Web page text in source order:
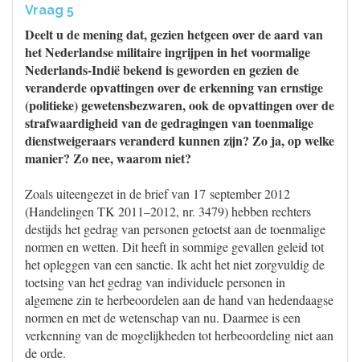
Vraag 5
Deelt u de mening dat, gezien hetgeen over de aard van
het Nederlandse militaire ingrijpen in het voormalige
Nederlands-Indië bekend is geworden en gezien de
veranderde opvattingen over de erkenning van ernstige
(politieke) gewetensbezwaren, ook de opvattingen over de
strafwaardigheid van de gedragingen van toenmalige
dienstweigeraars veranderd kunnen zijn? Zo ja, op welke
manier? Zo nee, waarom niet?
Zoals uiteengezet in de brief van 17 september 2012
(Handelingen TK 2011–2012, nr. 3479) hebben rechters
destijds het gedrag van personen getoetst aan de toenmalige
normen en wetten. Dit heeft in sommige gevallen geleid tot
het opleggen van een sanctie. Ik acht het niet zorgvuldig de
toetsing van het gedrag van individuele personen in
algemene zin te herbeoordelen aan de hand van hedendaagse
normen en met de wetenschap van nu. Daarmee is een
verkenning van de mogelijkheden tot herbeoordeling niet aan
de orde.